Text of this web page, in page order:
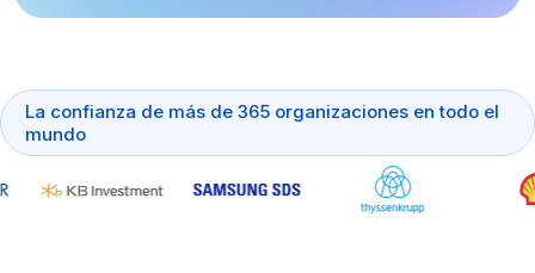
La confianza de más de 365 organizaciones en todo el
mundo